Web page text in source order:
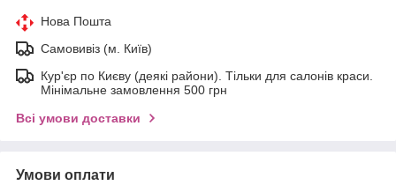
Нова Пошта
Самовивіз (м. Київ)
Кур'єр по Києву (деякі райони). Тільки для салонів краси.
Мінімальне замовлення 500 грн
Всі умови доставки
Умови оплати